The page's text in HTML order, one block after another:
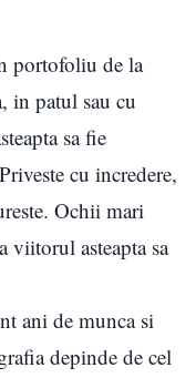
portofoliu de la
in patul sau cu
sa fie
cu incredere,
Ochii mari
viitorul asteapta sa
ani de munca si
depinde de cel